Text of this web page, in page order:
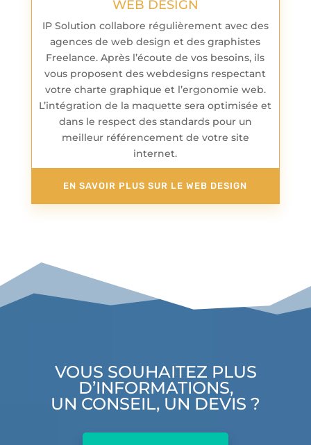
WEB DESIGN
IP Solution collabore régulièrement avec des
agences de web design et des graphistes
Freelance. Après l’écoute de vos besoins, ils
vous proposent des webdesigns respectant
votre charte graphique et l’ergonomie web.
L’intégration de la maquette sera optimisée et
dans le respect des standards pour un
meilleur référencement de votre site
internet.
EN SAVOIR PLUS SUR LE WEB DESIGN
VOUS SOUHAITEZ PLUS
D’INFORMATIONS,
UN CONSEIL, UN DEVIS ?